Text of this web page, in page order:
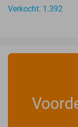
Verkocht: 1.392